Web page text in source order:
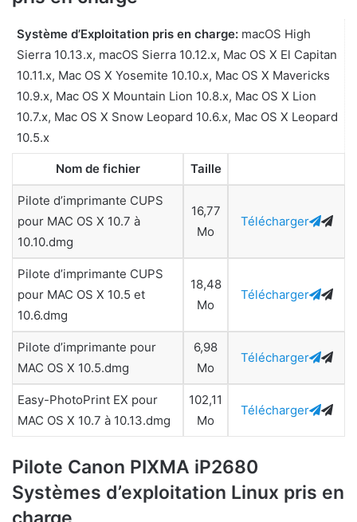
Système d’Exploitation pris en charge: macOS High
Sierra 10.13.x, macOS Sierra 10.12.x, Mac OS X El Capitan
10.11.x, Mac OS X Yosemite 10.10.x, Mac OS X Mavericks
10.9.x, Mac OS X Mountain Lion 10.8.x, Mac OS X Lion
10.7.x, Mac OS X Snow Leopard 10.6.x, Mac OS X Leopard
10.5.x
Nom de fichier Taille
Pilote d’imprimante CUPS
pour MAC OS X 10.7 à
10.10.dmg
16,77
Mo
Télécharger
Pilote d’imprimante CUPS
pour MAC OS X 10.5 et
10.6.dmg
18,48
Mo
Télécharger
Pilote d’imprimante pour
MAC OS X 10.5.dmg
6,98
Mo
Télécharger
Easy-PhotoPrint EX pour
MAC OS X 10.7 à 10.13.dmg
102,11
Mo
Télécharger
Pilote Canon PIXMA iP2680
Systèmes d’exploitation Linux pris en